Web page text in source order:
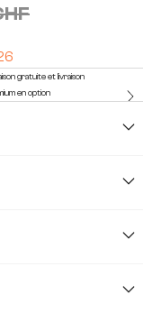
gratuite et livraison
en option